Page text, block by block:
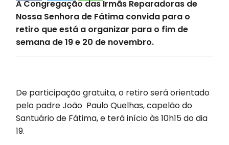
A Congregação das Irmãs Reparadoras de
Nossa Senhora de Fátima convida para o
retiro que está a organizar para o fim de
semana de 19 e 20 de novembro.
De participação gratuita, o retiro será orientado
pelo padre João Paulo Quelhas, capelão do
Santuário de Fátima, e terá início às 10h15 do dia
19.